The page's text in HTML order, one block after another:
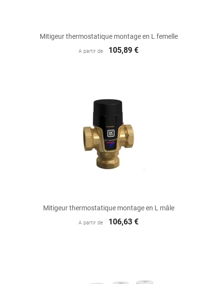
Mitigeur thermostatique montage en L femelle
A partir de 105,89 €
Mitigeur thermostatique montage en L mâle
A partir de 106,63 €